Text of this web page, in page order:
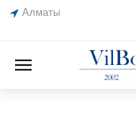
Алматы